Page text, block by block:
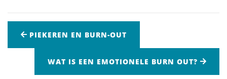
PIEKEREN EN BURN-OUT
WAT IS EEN EMOTIONELE BURN OUT?